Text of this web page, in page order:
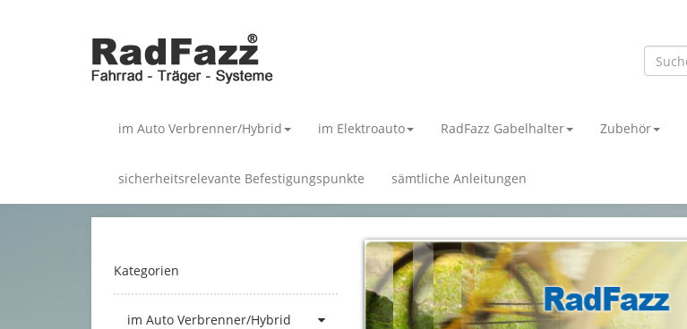
im Auto Verbrenner/Hybrid im Elektroauto RadFazz Gabelhalter Zubehör
sicherheitsrelevante Befestigungspunkte sämtliche Anleitungen
Kategorien
im Auto Verbrenner/Hybrid